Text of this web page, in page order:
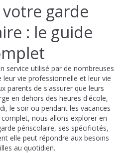
garde
: le guide
service utilisé par de nombreuses
vie professionnelle et leur vie
parents de s'assurer que leurs
en dehors des heures d'école,
le soir ou pendant les vacances
nous allons explorer en
périscolaire, ses spécificités,
elle peut répondre aux besoins
au quotidien.